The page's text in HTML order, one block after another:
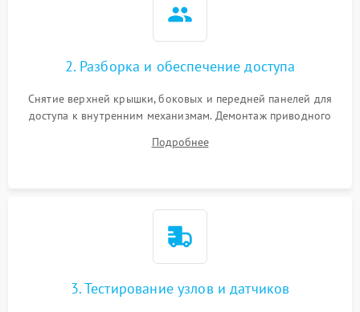
2. Разборка и обеспечение доступа
Снятие верхней крышки, боковых и передней панелей для
доступа к внутренним механизмам. Демонтаж приводного
Обеспечение свободного доступа к ТЭНу, компрессору,
Подробнее
3. Тестирование узлов и датчиков